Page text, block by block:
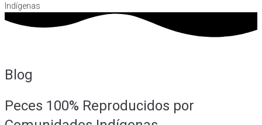
Indígenas
Blog
Peces 100% Reproducidos por